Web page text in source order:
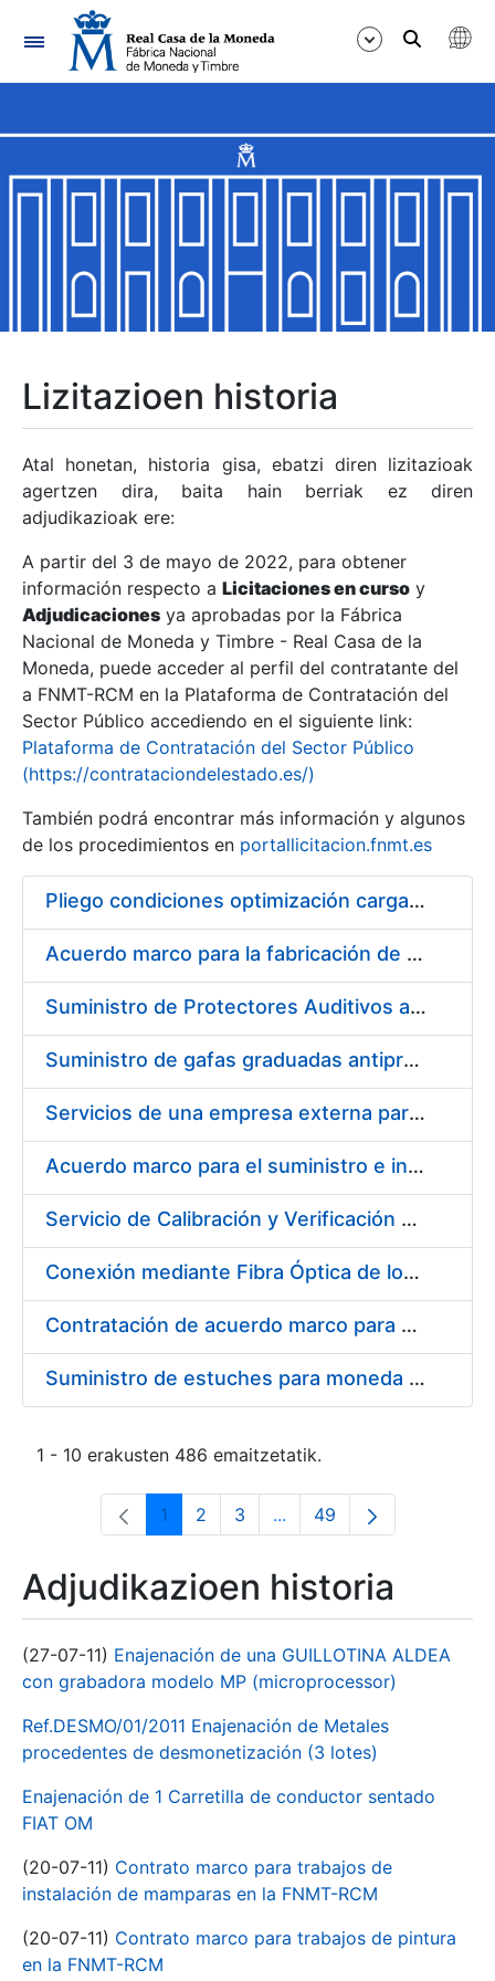
Nabigazioa
Erakutsi/Ezkutatu
Erakutsi/Ezkutatu
Erakutsi/Ezkutatu
Erakutsi/Ezkutatu
Erakutsi/Ezkutatu
Erakutsi/Ezkutatu
Erakutsi/Ezkutatu
Erakutsi/Ezkutatu
Lizitazioen historia
Atal honetan, historia gisa, ebatzi diren lizitazioak
agertzen dira, baita hain berriak ez diren
adjudikazioak ere:
A partir del 3 de mayo de 2022, para obtener
información respecto a Licitaciones en curso y
Adjudicaciones ya aprobadas por la Fábrica
Nacional de Moneda y Timbre - Real Casa de la
Moneda, puede acceder al perfil del contratante del
a FNMT-RCM en la Plataforma de Contratación del
Sector Público accediendo en el siguiente link:
Plataforma de Contratación del Sector Público
(https://contrataciondelestado.es/)
También podrá encontrar más información y algunos
de los procedimientos en portallicitacion.fnmt.es
Pliego condiciones optimización cargas compras firmado
Acuerdo marco para la fabricación de piezas
Suministro de Protectores Auditivos a medida para las personas trabajadoras de los Centros de Trabajo de Madrid y Burgos
Suministro de gafas graduadas antiproyecciones para los trabajadores de la FNMT-RCM en los centros de trabajo de Madrid y Burgos
Servicios de una empresa externa para el asesoramiento y resolución de los recursos de alzada que se presentan relacionados con procesos de selección para la FNMT-RCM
Acuerdo marco para el suministro e instalación de persianas, estores y otros complementos
Servicio de Calibración y Verificación Externa de los Equipos de Medición del Servicio de Prevención de la FNMT-RCM
Conexión mediante Fibra Óptica de los Centros de Proceso de Datos (CPDs) de las sedes de la FNMT-RCM de Burgos y Madrid
Contratación de acuerdo marco para el Suministro de Material de Electricidad para la Fábrica Nacional de Moneda y Timbre-Real Casa de la Moneda en su centro de trabajo de Burgos
Suministro de estuches para moneda de 30 €
1 - 10 erakusten 486 emaitzetatik.
Orrialdea
1 Orrialdea
2 Orrialdea
3 ...Intermediate Pages Use
Orrialdea
49
Adjudikazioen historia
(27-07-11) Enajenación de una GUILLOTINA ALDEA
con grabadora modelo MP (microprocessor)
Ref.DESMO/01/2011 Enajenación de Metales
procedentes de desmonetización (3 lotes)
Enajenación de 1 Carretilla de conductor sentado
FIAT OM
(20-07-11) Contrato marco para trabajos de
instalación de mamparas en la FNMT-RCM
(20-07-11) Contrato marco para trabajos de pintura
en la FNMT-RCM